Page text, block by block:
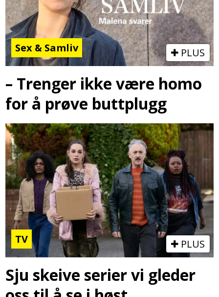
Sex & Samliv PLUS
– Trenger ikke være homo
for å prøve buttplugg
TV PLUS
Sju skeive serier vi gleder